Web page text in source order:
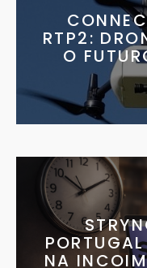
RTP2:
O
NA